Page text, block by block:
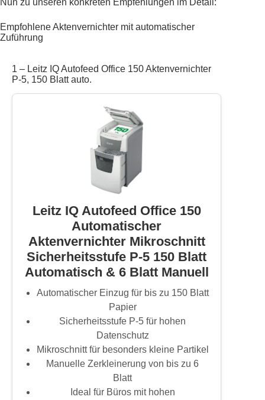
Empfohlene Aktenvernichter mit automatischer
Zuführung
1 – Leitz IQ Autofeed Office 150 Aktenvernichter
P-5, 150 Blatt auto.
Leitz IQ Autofeed Office 150
Automatischer
Aktenvernichter Mikroschnitt
Sicherheitsstufe P-5 150 Blatt
Automatisch & 6 Blatt Manuell
Automatischer Einzug für bis zu 150 Blatt
Papier
Sicherheitsstufe P-5 für hohen
Datenschutz
Mikroschnitt für besonders kleine Partikel
Manuelle Zerkleinerung von bis zu 6
Blatt
Ideal für Büros mit hohen